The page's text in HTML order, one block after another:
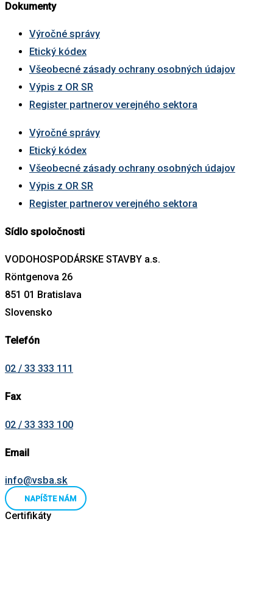
Dokumenty
Výročné správy
Etický kódex
Všeobecné zásady ochrany osobných údajov
Výpis z OR SR
Register partnerov verejného sektora
Výročné správy
Etický kódex
Všeobecné zásady ochrany osobných údajov
Výpis z OR SR
Register partnerov verejného sektora
Sídlo spoločnosti
VODOHOSPODÁRSKE STAVBY a.s.
Röntgenova 26
851 01 Bratislava
Slovensko
Telefón
02 / 33 333 111
Fax
02 / 33 333 100
Email
info@vsba.sk
NAPÍŠTE NÁM
Certifikáty